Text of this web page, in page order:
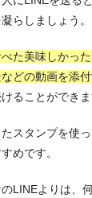
らしましょう。
た美味しかっ
どの動画を添
ることができま
スタンプを使
めです。
LINEよりは、